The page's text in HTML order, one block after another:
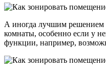
А иногда лучшим решением
комнаты, особенно если у
функции, например,